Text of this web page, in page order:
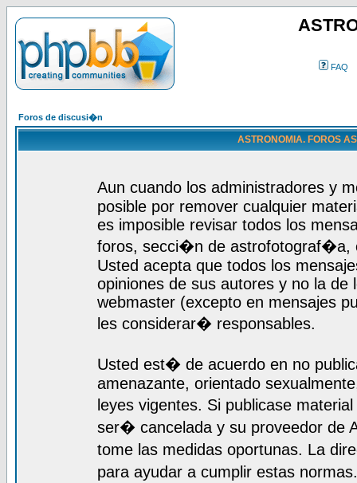
FAQ
Foros de discusi�n
ASTRONOMIA. FOROS
Aun cuando los administradores y
posible por remover cualquier
es imposible revisar todos los
foros, secci�n de astrofotograf�a,
Usted acepta que todos los
opiniones de sus autores y no la
webmaster (excepto en mensajes
les considerar� responsables.
Usted est� de acuerdo en no
amenazante, orientado
leyes vigentes. Si publicase
ser� cancelada y su proveedor de
tome las medidas oportunas. La
para ayudar a cumplir estas